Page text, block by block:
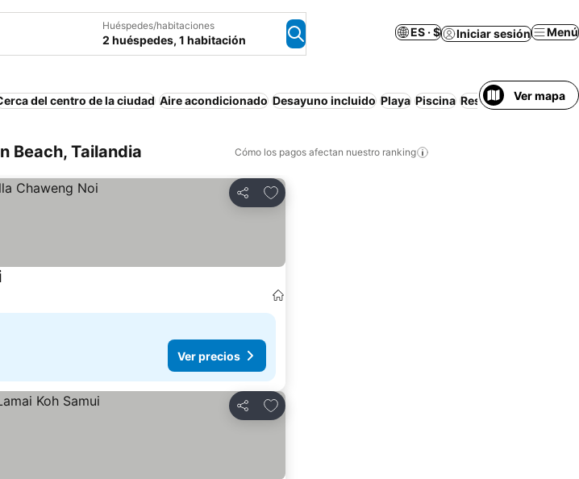
Huéspedes/habitaciones
2 huéspedes, 1 habitación
ES · $ Iniciar sesión Menú
del centro de la ciudad Aire acondicionado Desayuno incluido Playa Piscina Resort Ver mapa
Beach, Tailandia Cómo los pagos afectan nuestro ranking
Compartir
Agregar a favoritos
Ver precios
Compartir
Agregar a favoritos